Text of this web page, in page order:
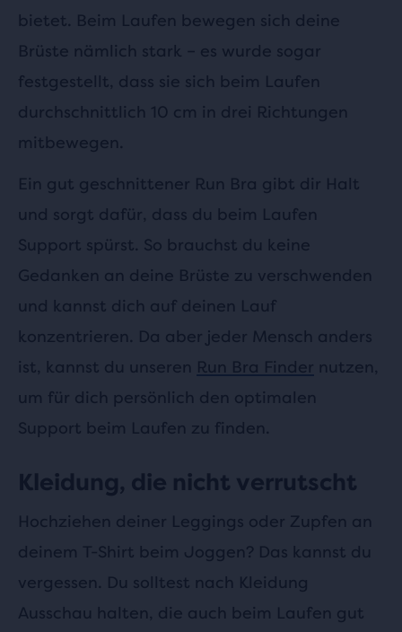
bietet. Beim Laufen bewegen sich deine
Brüste nämlich stark – es wurde sogar
festgestellt, dass sie sich beim Laufen
durchschnittlich 10 cm in drei Richtungen
mitbewegen.
Ein gut geschnittener Run Bra gibt dir Halt
und sorgt dafür, dass du beim Laufen
Support spürst. So brauchst du keine
Gedanken an deine Brüste zu verschwenden
und kannst dich auf deinen Lauf
konzentrieren. Da aber jeder Mensch anders
ist, kannst du unseren Run Bra Finder nutzen,
um für dich persönlich den optimalen
Support beim Laufen zu finden.
Kleidung, die nicht verrutscht
Hochziehen deiner Leggings oder Zupfen an
deinem T-Shirt beim Joggen? Das kannst du
vergessen. Du solltest nach Kleidung
Ausschau halten, die auch beim Laufen gut